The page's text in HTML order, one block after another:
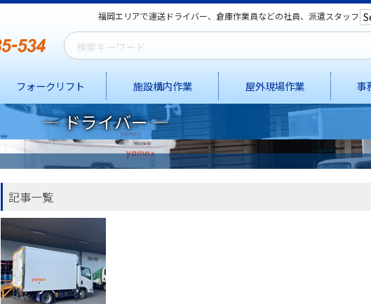
福岡エリアで運送ドライバー、倉庫作業員などの社員、派遣スタッフを
フォークリフト 施設構内作業 屋外現場作業 事
ドライバー
記事一覧